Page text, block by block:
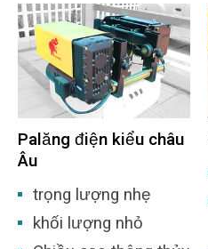
Palăng điện kiểu châu
Âu
trọng lượng nhẹ
khối lượng nhỏ